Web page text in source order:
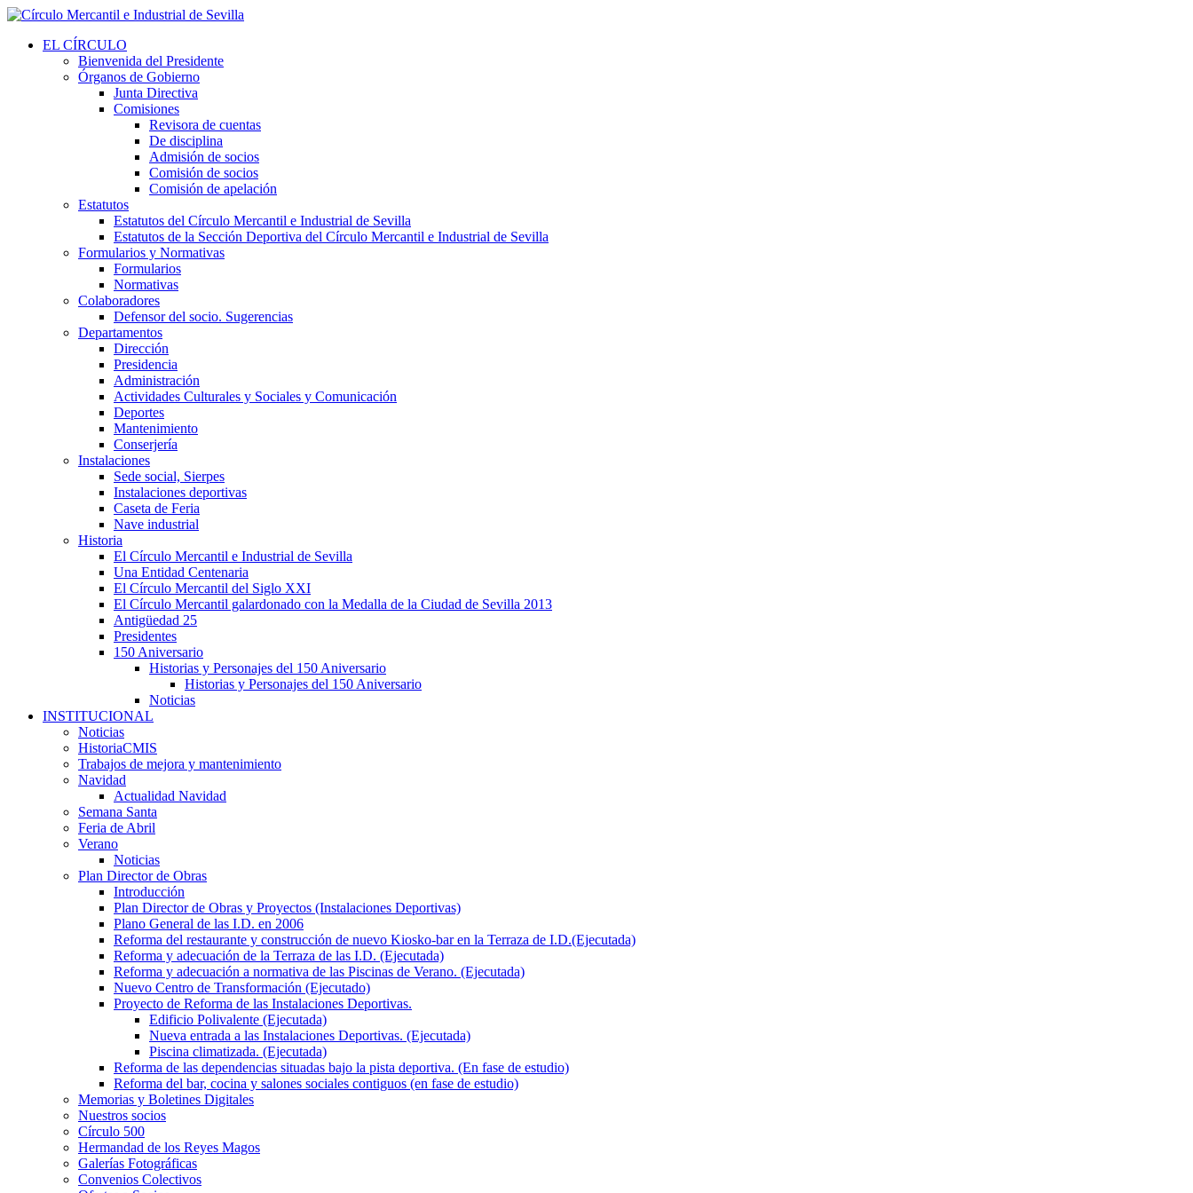
EL CÍRCULO
Bienvenida del Presidente
Órganos de Gobierno
Junta Directiva
Comisiones
Revisora de cuentas
De disciplina
Admisión de socios
Comisión de socios
Comisión de apelación
Estatutos
Estatutos del Círculo Mercantil e Industrial de Sevilla
Estatutos de la Sección Deportiva del Círculo Mercantil e Industrial de Sevilla
Formularios y Normativas
Formularios
Normativas
Colaboradores
Defensor del socio. Sugerencias
Departamentos
Dirección
Presidencia
Administración
Actividades Culturales y Sociales y Comunicación
Deportes
Mantenimiento
Conserjería
Instalaciones
Sede social, Sierpes
Instalaciones deportivas
Caseta de Feria
Nave industrial
Historia
El Círculo Mercantil e Industrial de Sevilla
Una Entidad Centenaria
El Círculo Mercantil del Siglo XXI
El Círculo Mercantil galardonado con la Medalla de la Ciudad de Sevilla 2013
Antigüedad 25
Presidentes
150 Aniversario
Historias y Personajes del 150 Aniversario
Historias y Personajes del 150 Aniversario
Noticias
INSTITUCIONAL
Noticias
HistoriaCMIS
Trabajos de mejora y mantenimiento
Navidad
Actualidad Navidad
Semana Santa
Feria de Abril
Verano
Noticias
Plan Director de Obras
Introducción
Plan Director de Obras y Proyectos (Instalaciones Deportivas)
Plano General de las I.D. en 2006
Reforma del restaurante y construcción de nuevo Kiosko-bar en la Terraza de I.D.(Ejecutada)
Reforma y adecuación de la Terraza de las I.D. (Ejecutada)
Reforma y adecuación a normativa de las Piscinas de Verano. (Ejecutada)
Nuevo Centro de Transformación (Ejecutado)
Proyecto de Reforma de las Instalaciones Deportivas.
Edificio Polivalente (Ejecutada)
Nueva entrada a las Instalaciones Deportivas. (Ejecutada)
Piscina climatizada. (Ejecutada)
Reforma de las dependencias situadas bajo la pista deportiva. (En fase de estudio)
Reforma del bar, cocina y salones sociales contiguos (en fase de estudio)
Memorias y Boletines Digitales
Nuestros socios
Círculo 500
Hermandad de los Reyes Magos
Galerías Fotográficas
Convenios Colectivos